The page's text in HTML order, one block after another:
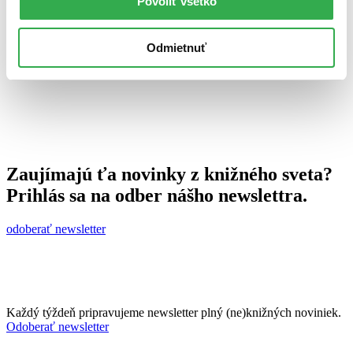
Odmietnuť
Zaujímajú ťa novinky z knižného sveta?
Prihlás sa na odber nášho newslettra.
odoberať newsletter
Každý týždeň pripravujeme newsletter plný (ne)knižných noviniek.
Odoberať newsletter